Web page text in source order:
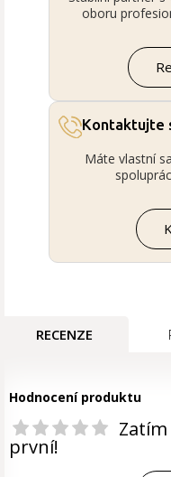
oboru
Kontaktujte
Máte vlastní
RECENZE
Hodnocení produktu
první!